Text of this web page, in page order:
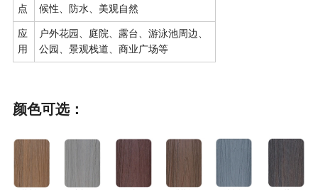
点
候性、防水、美观自然
应
用
户外花园、庭院、露台、游泳池周边、
公园、景观栈道、商业广场等
颜色可选：